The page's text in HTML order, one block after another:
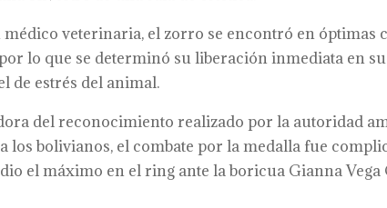
veterinaria, el zorro se encontró en óptimas
lo que se determinó su liberación inmediata en
de estrés del animal.
del reconocimiento realizado por la autoridad
los bolivianos, el combate por la medalla fue
el máximo en el ring ante la boricua Gianna